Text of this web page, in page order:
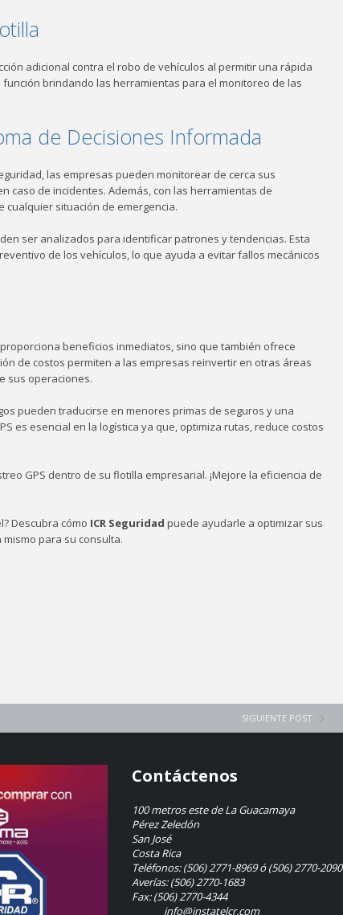
adicional contra el robo de vehículos al permitir una rápida
brindando las herramientas para el monitoreo de las
de Decisiones Informada
las empresas pueden monitorear de cerca sus
caso de incidentes. Además, con las herramientas de
cualquier situación de emergencia.
ser analizados para identificar patrones y tendencias. Esta
de los vehículos, lo que ayuda a evitar fallos mecánicos
beneficios inmediatos, sino que también ofrece
de costos permiten a las empresas reinvertir en otras áreas
sus operaciones.
pueden traducirse en menores primas de seguros y una
es esencial en la logística ya que, optimiza rutas, reduce costos
GPS dentro de su flotilla empresarial. ¡Mejore la eficiencia de
Descubra cómo ICR Seguridad puede ayudarle a optimizar sus
mismo para su consulta.
SIGUIENTE POST
Contáctenos
100 metros este de La Guacamaya
Pérez Zeledón
San José
Costa Rica
Teléfonos: (506) 2771-8969 ó (506) 2770-2090
Averías: (506) 2770-1683
Fax: (506) 2770-4344
info@instatelcr.com